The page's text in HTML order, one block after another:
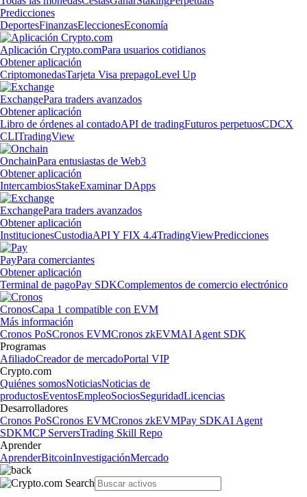
Predicciones
DeportesFinanzasEleccionesEconomía
Aplicación Crypto.comPara usuarios cotidianos
Obtener aplicación
CriptomonedasTarjeta Visa prepagoLevel Up
ExchangePara traders avanzados
Obtener aplicación
Libro de órdenes al contadoAPI de tradingFuturos perpetuosCDCX
CLITradingView
OnchainPara entusiastas de Web3
Obtener aplicación
IntercambiosStakeExaminar DApps
ExchangePara traders avanzados
Obtener aplicación
InstitucionesCustodiaAPI Y FIX 4.4TradingViewPredicciones
PayPara comerciantes
Obtener aplicación
Terminal de pagoPay SDKComplementos de comercio electrónico
CronosCapa 1 compatible con EVM
Más información
Cronos PoSCronos EVMCronos zkEVMAI Agent SDK
Programas
AfiliadoCreador de mercadoPortal VIP
Crypto.com
Quiénes somosNoticiasNoticias de
productosEventosEmpleoSociosSeguridadLicencias
Desarrolladores
Cronos PoSCronos EVMCronos zkEVMPay SDKAI Agent
SDKMCP ServersTrading Skill Repo
Aprender
AprenderBitcoinInvestigaciónMercado